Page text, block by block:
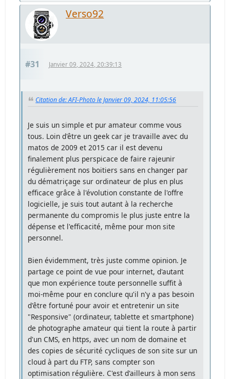
Verso92
#31 Janvier 09, 2024, 20:39:13
Citation de: AFI-Photo le Janvier 09, 2024, 11:05:56
Je suis un simple et pur amateur comme vous
tous. Loin d'être un geek car je travaille avec du
matos de 2009 et 2015 car il est devenu
finalement plus perspicace de faire rajeunir
régulièrement nos boitiers sans en changer par
du dématriçage sur ordinateur de plus en plus
efficace grâce à l'évolution constante de l'offre
logicielle, je suis tout autant à la recherche
permanente du compromis le plus juste entre la
dépense et l'efficacité, même pour mon site
personnel.
Bien évidemment, très juste comme opinion. Je
partage ce point de vue pour internet, d'autant
que mon expérience toute personnelle suffit à
moi-même pour en conclure qu'il n'y a pas besoin
d'être fortuné pour avoir et entretenir un site
"Responsive" (ordinateur, tablette et smartphone)
de photographe amateur qui tient la route à partir
d'un CMS, en https, avec un nom de domaine et
des copies de sécurité cycliques de son site sur un
cloud à part du FTP, sans compter son
optimisation régulière. C'est d'ailleurs à mon sens